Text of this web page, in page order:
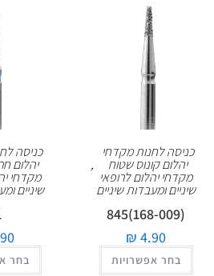
כניסה לחנות מקדחי
יהלום קונוס שטוח ,
מקדחי יהלום לרופאי
שיניים ומעבדות שיניים
(168-009)845
₪ 4.90
בחר אפשרויות
כניסה
יהלום
מקדחי
שיניים
בחר